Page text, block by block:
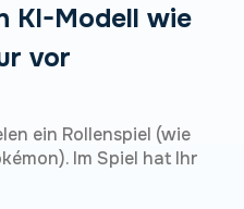
KI-Modell wie
vor
ein Rollenspiel (wie
Im Spiel hat Ihr